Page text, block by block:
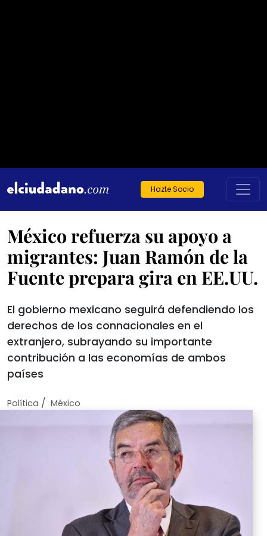
Hazte Socio
México refuerza su apoyo a
migrantes: Juan Ramón de la
Fuente prepara gira en EE.UU.
El gobierno mexicano seguirá defendiendo los
derechos de los connacionales en el
extranjero, subrayando su importante
contribución a las economías de ambos
países
Política / México